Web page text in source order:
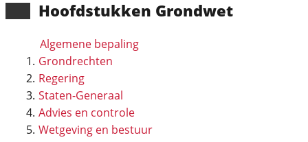
Hoofd­stukken Grondwet
Algemene bepaling
Grondrechten
Regering
Staten-Generaal
Advies en controle
Wetgeving en bestuur